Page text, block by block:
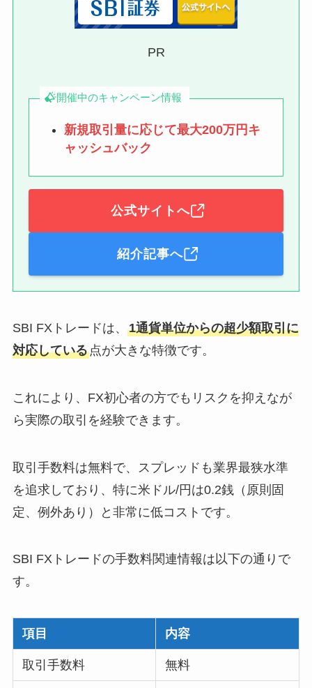
PR
開催中のキャンペーン情報
新規取引量に応じて最大200万円キ
ャッシュバック
公式サイトへ
紹介記事へ
SBI FXトレードは、 1通貨単位からの超少額取引に
対応している点が大きな特徴です。
これにより、FX初心者の方でもリスクを抑えなが
ら実際の取引を経験できます。
取引手数料は無料で、スプレッドも業界最狭水準
を追求しており、特に米ドル/円は0.2銭（原則固
定、例外あり）と非常に低コストです。
SBI FXトレードの手数料関連情報は以下の通りで
す。
項目 内容
取引手数料 無料